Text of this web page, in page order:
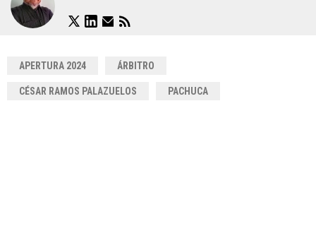
APERTURA 2024 ÁRBITRO
CÉSAR RAMOS PALAZUELOS PACHUCA